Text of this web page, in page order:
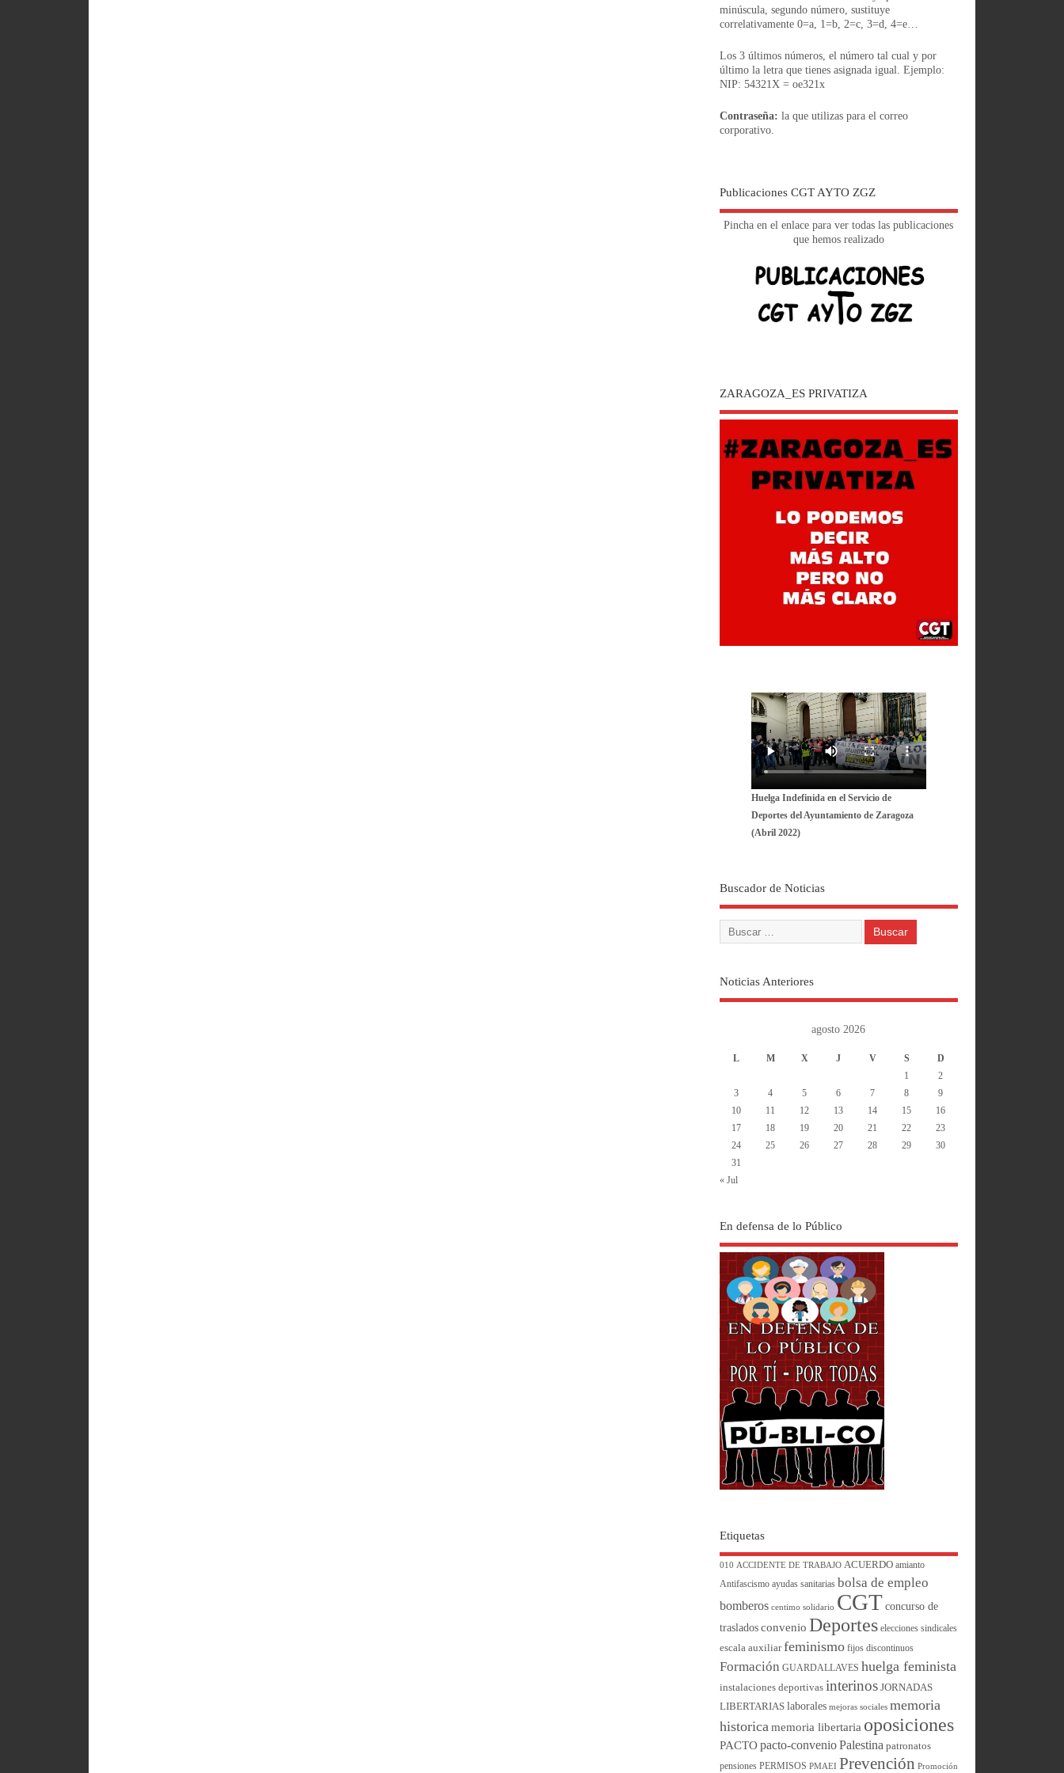
minúscula, segundo número, sustituye
correlativamente 0=a, 1=b, 2=c, 3=d, 4=e…
Los 3 últimos números, el número tal cual y por
último la letra que tienes asignada igual. Ejemplo:
NIP: 54321X = oe321x
Contraseña: la que utilizas para el correo
corporativo.
Publicaciones CGT AYTO ZGZ
Pincha en el enlace para ver todas las publicaciones
que hemos realizado
ZARAGOZA_ES PRIVATIZA
Huelga Indefinida en el Servicio de
Deportes del Ayuntamiento de Zaragoza
(Abril 2022)
Buscador de Noticias
Noticias Anteriores
agosto 2026
L M X J V S
D
1
2
3
4 5 6 7 8
9
10
11 12 13 14 15
16
17
18 19 20 21 22
23
24
25 26 27 28 29
30
31
« Jul
En defensa de lo Público
Etiquetas
010 ACCIDENTE DE TRABAJO ACUERDO amianto
Antifascismo ayudas sanitarias bolsa de empleo
bomberos centimo solidario CGT concurso de
traslados convenio Deportes elecciones sindicales
escala auxiliar feminismo fijos discontinuos
Formación GUARDALLAVES huelga feminista
instalaciones deportivas interinos JORNADAS
LIBERTARIAS laborales mejoras sociales memoria
historica memoria libertaria oposiciones
PACTO pacto-convenio Palestina patronatos
pensiones PERMISOS PMAEI Prevención Promoción